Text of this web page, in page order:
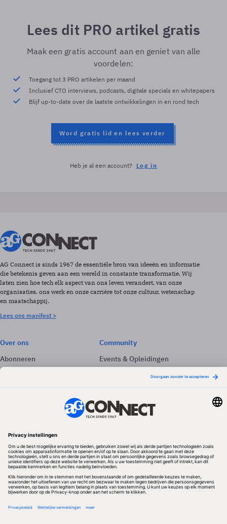
Lees dit PRO artikel gratis
Maak een gratis account aan en geniet van alle
voordelen:
Toegang tot 3 PRO artikelen per maand
Inclusief CTO interviews, podcasts, digitale specials en whitepapers
Blijf up-to-date over de laatste ontwikkelingen in en rond tech
Word gratis lid en lees verder
Heb je al een account? Log in
AG Connect is sinds 1967 de essentiële bron van ideeën en informatie
die betekenis geven aan een wereld in constante transformatie. Wij
laten zien hoe tech elk aspect van ons leven verandert, van onze
organisaties, ons werk en onze carrière tot onze cultuur, wetenschap
en maatschappij.
Lees ons manifest >
Over ons
Abonneren
Adverteren
Community
Events & Opleidingen
Nieuwsbrieven
Volg ons
Redactionele partner